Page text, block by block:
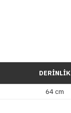
DERİNLİK
64 cm